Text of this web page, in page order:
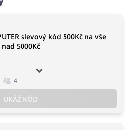
slevový kód 500Kč na vše
5000Kč
4
UKÁŽ KÓD